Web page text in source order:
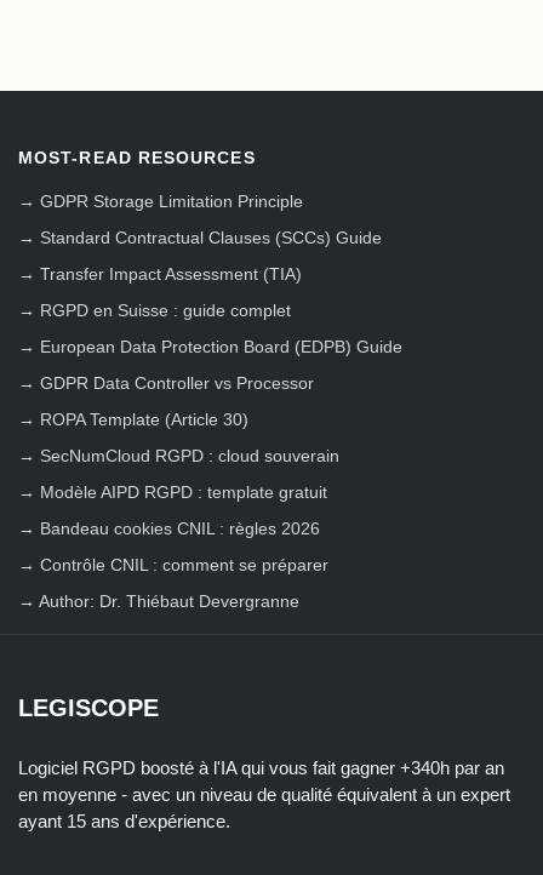
MOST-READ RESOURCES
→ GDPR Storage Limitation Principle
→ Standard Contractual Clauses (SCCs) Guide
→ Transfer Impact Assessment (TIA)
→ RGPD en Suisse : guide complet
→ European Data Protection Board (EDPB) Guide
→ GDPR Data Controller vs Processor
→ ROPA Template (Article 30)
→ SecNumCloud RGPD : cloud souverain
→ Modèle AIPD RGPD : template gratuit
→ Bandeau cookies CNIL : règles 2026
→ Contrôle CNIL : comment se préparer
→ Author: Dr. Thiébaut Devergranne
LEGISCOPE
Logiciel RGPD boosté à l'IA qui vous fait gagner +340h par an
en moyenne - avec un niveau de qualité équivalent à un expert
ayant 15 ans d'expérience.